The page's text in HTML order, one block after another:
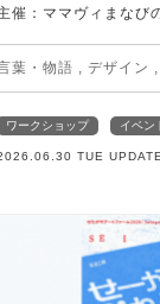
催：ママヴィまなび
葉・物語 , デザイン
ワークショップ イベン
TUE